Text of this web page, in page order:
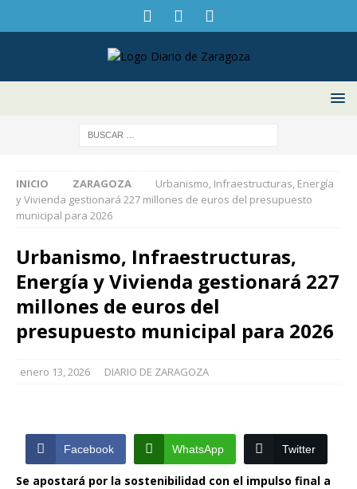
INICIO ZARAGOZA
Urbanismo, Infraestructuras, Energía
y Vivienda gestionará 227 millones de euros del presupuesto
municipal para 2026
Urbanismo, Infraestructuras,
Energía y Vivienda gestionará 227
millones de euros del
presupuesto municipal para 2026
enero 13, 2026 DIARIO DE ZARAGOZA
Facebook WhatsApp Twitter
Se apostará por la sostenibilidad con el impulso final a